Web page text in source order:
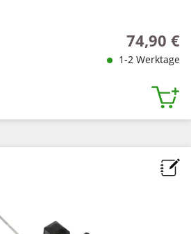
Regulärer
74,90 €
1-2 Werktage